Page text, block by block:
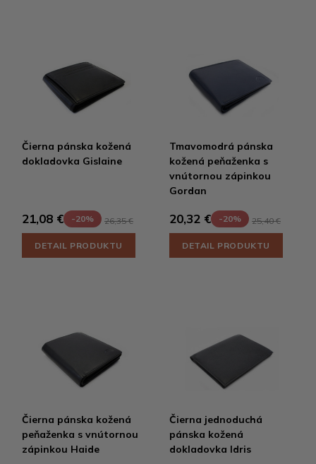
Čierna pánska kožená
dokladovka Gislaine
21,08 € -20% 26,35 €
DETAIL PRODUKTU
Tmavomodrá pánska
kožená peňaženka s
vnútornou zápinkou
Gordan
20,32 € -20% 25,40 €
DETAIL PRODUKTU
Čierna pánska kožená
peňaženka s vnútornou
zápinkou Haide
Čierna jednoduchá
pánska kožená
dokladovka Idris